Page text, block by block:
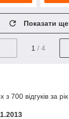
Показати ще
1 / 4
700 відгуків за рік